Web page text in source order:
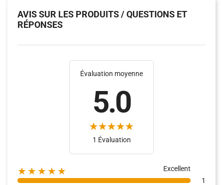
AVIS SUR LES PRODUITS / QUESTIONS ET
RÉPONSES
Évaluation moyenne
5.0
1 Évaluation
★★★★★
Excellent
1